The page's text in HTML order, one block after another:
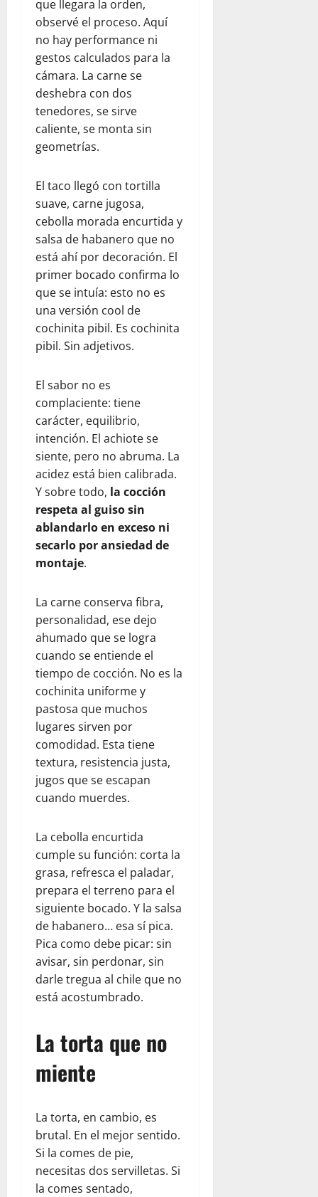
que llegara la orden,
observé el proceso. Aquí
no hay performance ni
gestos calculados para la
cámara. La carne se
deshebra con dos
tenedores, se sirve
caliente, se monta sin
geometrías.
El taco llegó con tortilla
suave, carne jugosa,
cebolla morada encurtida y
salsa de habanero que no
está ahí por decoración. El
primer bocado confirma lo
que se intuía: esto no es
una versión cool de
cochinita pibil. Es cochinita
pibil. Sin adjetivos.
El sabor no es
complaciente: tiene
carácter, equilibrio,
intención. El achiote se
siente, pero no abruma. La
acidez está bien calibrada.
Y sobre todo, la cocción
respeta al guiso sin
ablandarlo en exceso ni
secarlo por ansiedad de
montaje.
La carne conserva fibra,
personalidad, ese dejo
ahumado que se logra
cuando se entiende el
tiempo de cocción. No es la
cochinita uniforme y
pastosa que muchos
lugares sirven por
comodidad. Esta tiene
textura, resistencia justa,
jugos que se escapan
cuando muerdes.
La cebolla encurtida
cumple su función: corta la
grasa, refresca el paladar,
prepara el terreno para el
siguiente bocado. Y la salsa
de habanero… esa sí pica.
Pica como debe picar: sin
avisar, sin perdonar, sin
darle tregua al chile que no
está acostumbrado.
La torta que no
miente
La torta, en cambio, es
brutal. En el mejor sentido.
Si la comes de pie,
necesitas dos servilletas. Si
la comes sentado,